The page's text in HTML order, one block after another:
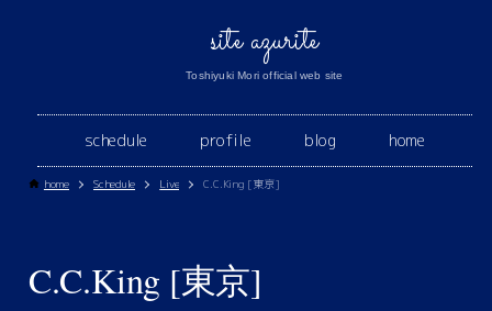
site azurite
Toshiyuki Mori official web site
schedule profile blog home
home Schedule Live C.C.King [東京]
C.C.King [東京]